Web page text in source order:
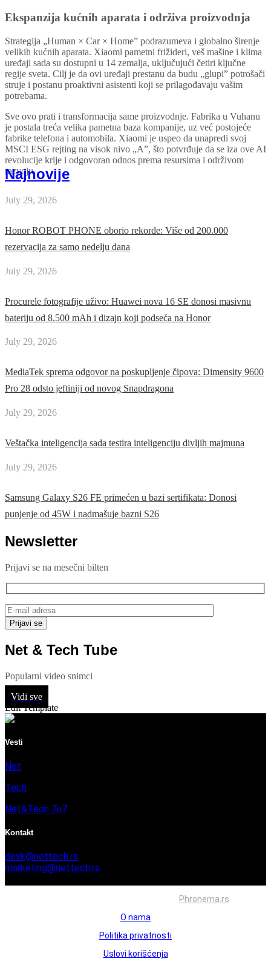
Ekspanzija kućnih aparata i održiva proizvodnja
Strategija „Human × Car × Home” podrazumeva i globalno širenje
velikih kućnih aparata. Xiaomi pametni frižideri, veš mašine i klima
uređaji sada su dostupni u 14 zemalja, uključujući četiri ključne
regije sveta. Cilj je da ovi uređaji prestanu da budu „glupi” potrošači
struje i postanu proaktivni asistenti koji se prilagođavaju vašim
potrebama.
Sve ovo prati i transformacija same proizvodnje. Fabrika u Vuhanu
je postala treća velika pametna baza kompanije, uz već postojeće
fabrike telefona i automobila. Xiaomi je uspeo da unapredi svoj
MSCI ESG rejting na visok nivo „A”, što potvrđuje da se iza ove AI
revolucije krije i odgovoran odnos prema resursima i održivom
razvoju.
Najnovije
July 29, 2026
Honor ROBOT PHONE oborio rekorde: Više od 200.000
rezervacija za samo nedelju dana
July 29, 2026
Procurele fotografije uživo: Huawei nova 16 SE donosi masivnu
bateriju od 8.500 mAh i dizajn koji podseća na Honor
July 29, 2026
MediaTek sprema odgovor na poskupljenje čipova: Dimensity 9600
Pro 28 odsto jeftiniji od novog Snapdragona
July 29, 2026
Veštačka inteligencija sada testira inteligenciju divljih majmuna
July 29, 2026
Samsung Galaxy S26 FE primećen u bazi sertifikata: Donosi
punjenje od 45W i nadmašuje bazni S26
Newsletter
Prijavi se na mesečni bilten
Net & Tech Tube
Popularni video snimci
Vidi sve
Edit Template
Vesti
Net
Tech
Net&Tech 7u7
Kontakt
desk@nettech.rs
marketing@nettech.rs
Phronema.rs
O nama
Politika privatnosti
Uslovi korišćenja